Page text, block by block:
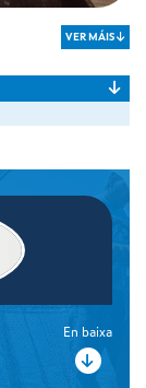
VER MÁIS
En baixa